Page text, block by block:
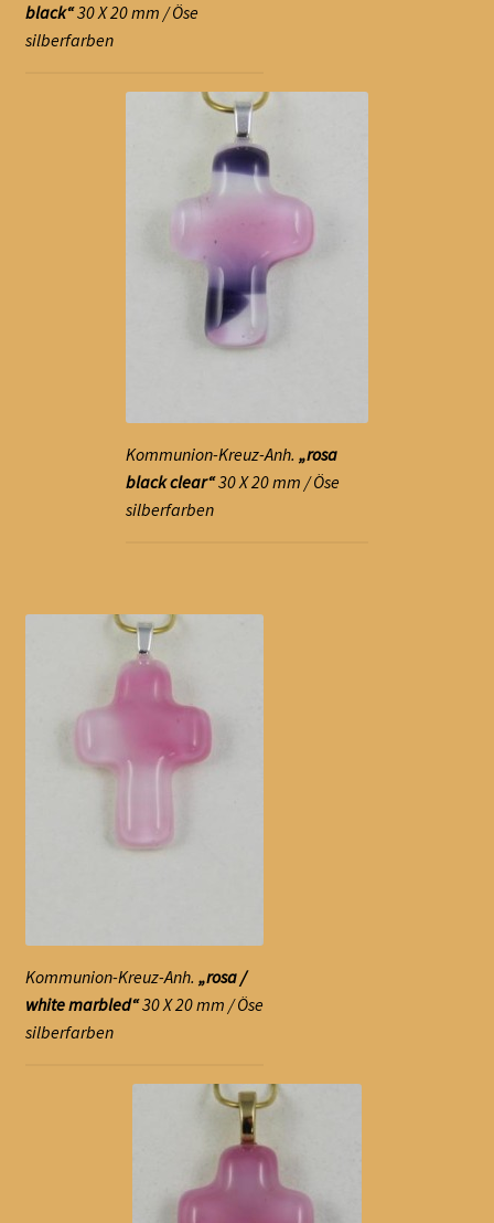
black“30 X 20 mm / Öse
silberfarben
Kommunion-Kreuz-Anh. „rosa
black clear“30 X 20 mm / Öse
silberfarben
Kommunion-Kreuz-Anh. „rosa /
white marbled“30 X 20 mm / Öse
silberfarben